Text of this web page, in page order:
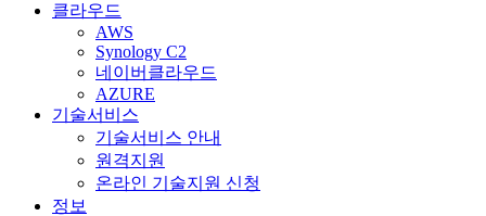
클라우드
AWS
Synology C2
네이버클라우드
AZURE
기술서비스
기술서비스 안내
원격지원
온라인 기술지원 신청
정보